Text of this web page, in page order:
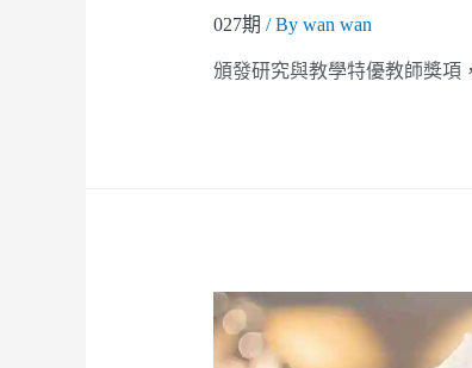
027期 / By wan wan
頒發研究與教學特優教師獎項